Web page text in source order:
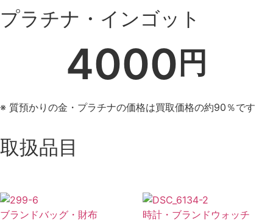
プラチナ・インゴット
4000 円
※ 質預かりの金・プラチナの価格は買取価格の約90％です
取扱品目
ブランドバッグ・財布 時計・ブランドウォッチ